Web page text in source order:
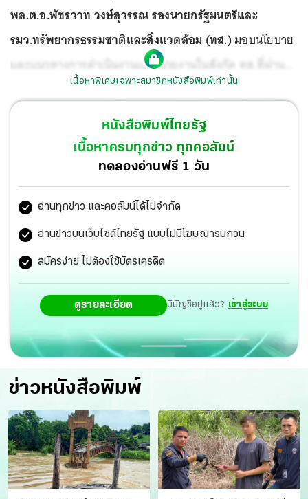
พล.ต.อ.พัชรวาท วงษ์สุวรรณ รองนายกรัฐมนตรีและ
รมว.ทรัพยากรธรรมชาติและสิ่งแวดล้อม (ทส.)มอบนโยบาย
และแนวทางการดำเนินงานแก่หน่วยงานในสังกัด ทส.ที่ผ่าน
ความเห็นชอบจากการประชุมบูรณาการ การพัฒนากลุ่ม
จังหวัดภาคกลางตอนล่าง 2 ประกอบด้วย
เพชรบุรี สมุทรสงคราม และสมุทรสาครให้หน่วยงานที่
เกี่ยวข้องคือกรมอุทยานฯ กรมทรัพยากรทางทะเลและชายฝั่ง
(ทช.) และสำนักงานทรัพยากรธรรมชาติและสิ่งแวดล้อม
จังหวัดประจวบคีรีขันธ์ ให้เร่งรัดโครงการสำคัญ ได้แก่
โครงการก่อสร้างระบบกระจายน้ำด้วยพลังงานแสงอาทิตย์ใน
พื้นที่ จ.ประจวบคีรีขันธ์และเพชรบุรี และโครงการพัฒนาสิ่ง
อำนวยความสะดวกพื้นที่โครงการพัฒนาพื้นที่เตรียมการป่า
นันทนาการป่าสนเหมืองแร่ จ.ประจวบคีรีขันธ์ พื้นที่โครงการ
พัฒนาพื้นที่ป่าเพื่อการเรียนรู้และนันทนาการป่าที่จัดสรรเขา
เต่า ต.ปากน้ำปราณ และ ต.วังก์พง อ.ปราณบุรี
จ.ประจวบคีรีขันธ์ พื้นที่ป่านันทนาการเขาแด่น จ.เพชรบุรี พื้นที่
โครงการพัฒนาพื้นที่เตรียมการป่านันทนาการเขากระทิง
จ.เพชรบุรี
เนื้อหาพิเศษเฉพาะสมาชิกหนังสือพิมพ์เท่านั้น
หนังสือพิมพ์ไทยรัฐ
เนื้อหาครบทุกข่าว ทุกคอลัมน์
ทดลองอ่านฟรี 1 วัน
อ่านทุกข่าว และคอลัมน์ได้ไม่จำกัด
อ่านข่าวบนเว็บไซต์ไทยรัฐ แบบไม่มีโฆษณารบกวน
สมัครง่าย ไม่ต้องใช้บัตรเครดิต
ดูรายละเอียด มีบัญชีอยู่แล้ว? เข้าสู่ระบบ
ข่าวหนังสือพิมพ์